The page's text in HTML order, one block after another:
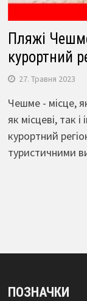
Пляжі
курортний
27. Травня 2023
Чешме - місце,
як місцеві, так
курортний
туристичними
ПОЗНАЧКИ